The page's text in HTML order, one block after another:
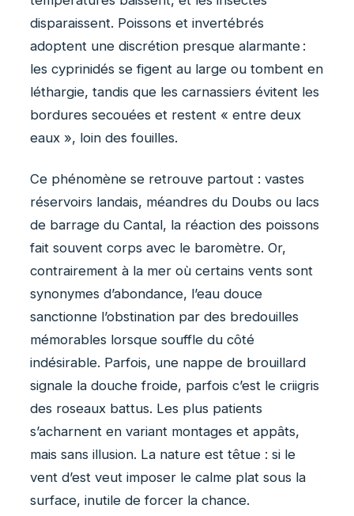
disparaissent. Poissons et invertébrés
adoptent une discrétion presque alarmante :
les cyprinidés se figent au large ou tombent en
léthargie, tandis que les carnassiers évitent les
bordures secouées et restent « entre deux
eaux », loin des fouilles.
Ce phénomène se retrouve partout : vastes
réservoirs landais, méandres du Doubs ou lacs
de barrage du Cantal, la réaction des poissons
fait souvent corps avec le baromètre. Or,
contrairement à la mer où certains vents sont
synonymes d’abondance, l’eau douce
sanctionne l’obstination par des bredouilles
mémorables lorsque souffle du côté
indésirable. Parfois, une nappe de brouillard
signale la douche froide, parfois c’est le criigris
des roseaux battus. Les plus patients
s’acharnent en variant montages et appâts,
mais sans illusion. La nature est têtue : si le
vent d’est veut imposer le calme plat sous la
surface, inutile de forcer la chance.